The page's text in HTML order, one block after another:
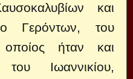
και
Γερόντων, του
ήταν και
Ιωαννικίου,